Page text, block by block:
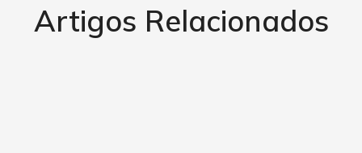
Artigos Relacionados